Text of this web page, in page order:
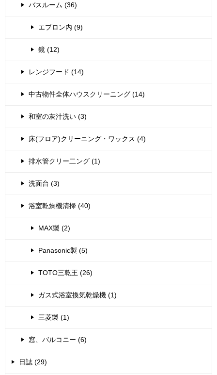
バスルーム (36)
エプロン内 (9)
鏡 (12)
レンジフード (14)
中古物件全体ハウスクリーニング (14)
和室の灰汁洗い (3)
床(フロア)クリーニング・ワックス (4)
排水管クリー二ング (1)
洗面台 (3)
浴室乾燥機清掃 (40)
MAX製 (2)
Panasonic製 (5)
TOTO三乾王 (26)
ガス式浴室換気乾燥機 (1)
三菱製 (1)
窓、バルコニー (6)
日誌 (29)